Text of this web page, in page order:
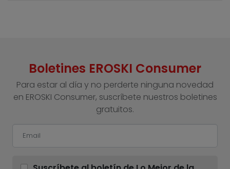
Boletines EROSKI Consumer
Para estar al día y no perderte ninguna novedad
en EROSKI Consumer, suscríbete nuestros boletines
gratuitos.